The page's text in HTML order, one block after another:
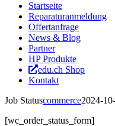
Startseite
Reparaturanmeldung
Offertanfrage
News & Blog
Partner
HP Produkte
edu.ch Shop
Kontakt
Job Statuscommerce2024-
[wc_order_status_form]